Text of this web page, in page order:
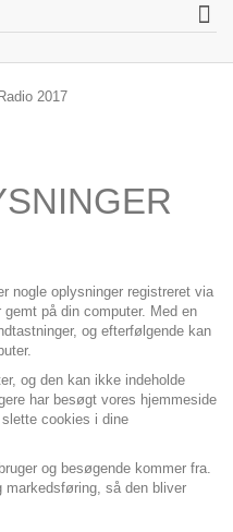
2017
nogle oplysninger registreret via
på din computer. Med en
og efterfølgende kan
og den kan ikke indeholde
har besøgt vores hjemmeside
cookies i dine
og besøgende kommer fra.
markedsføring, så den bliver